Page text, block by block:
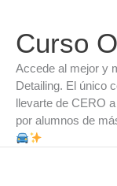
Curso
Accede al mejor y
Detailing. El único
llevarte de CERO
por alumnos de